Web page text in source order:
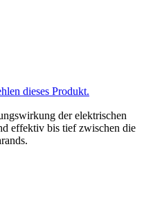
dieses Produkt.
der elektrischen
effektiv bis tief zwischen die